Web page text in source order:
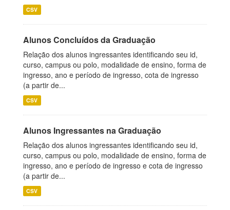
CSV
Alunos Concluídos da Graduação
Relação dos alunos ingressantes identificando seu id,
curso, campus ou polo, modalidade de ensino, forma de
ingresso, ano e período de ingresso, cota de ingresso
(a partir de...
CSV
Alunos Ingressantes na Graduação
Relação dos alunos ingressantes identificando seu id,
curso, campus ou polo, modalidade de ensino, forma de
ingresso, ano e período de ingresso e cota de ingresso
(a partir de...
CSV